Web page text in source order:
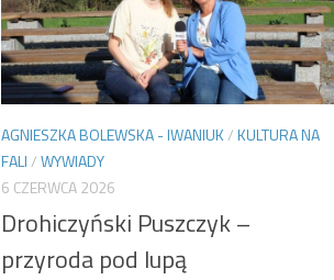
AGNIESZKA BOLEWSKA - IWANIUK/KULTURA NA
FALI/WYWIADY
6 CZERWCA 2026
Drohiczyński Puszczyk –
przyroda pod lupą